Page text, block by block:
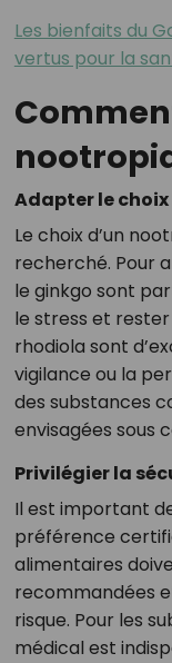
Les bienfaits du
vertus pour la
Adapter le choix
Le choix d’un
recherché. Pour
le ginkgo sont
le stress et
rhodiola sont
vigilance ou la
des substances
envisagées sous
Privilégier la
Il est important
préférence
alimentaires
recommandées
risque. Pour les
médical est